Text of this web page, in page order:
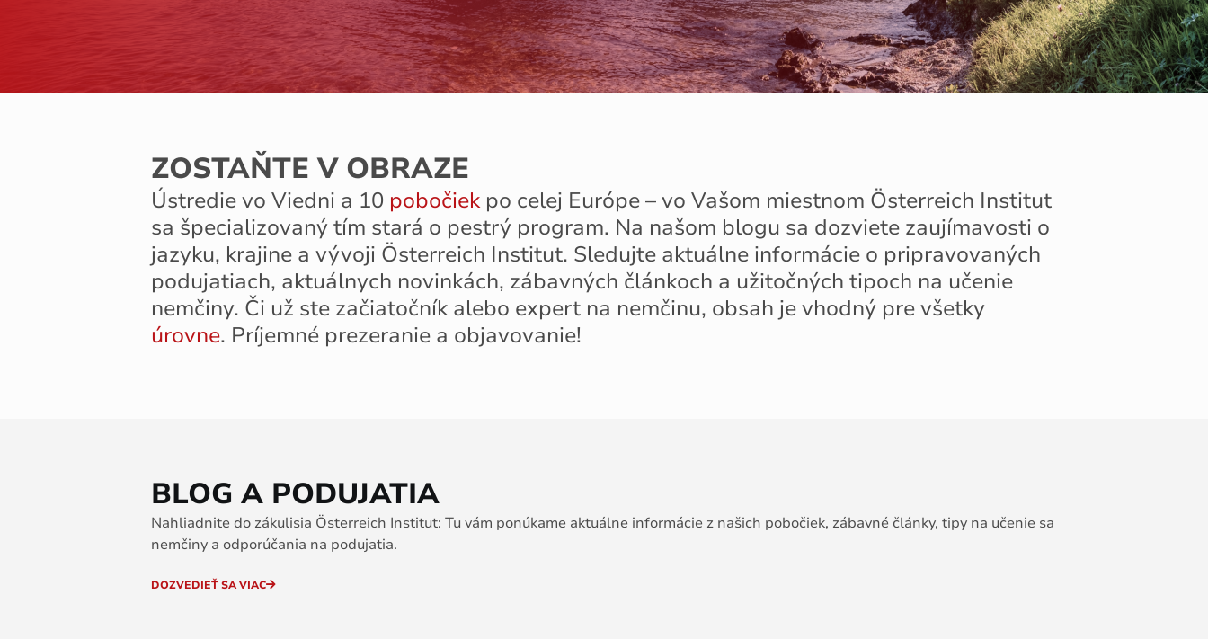
ZOSTAŇTE V OBRAZE
Ústredie vo Viedni a 10 pobočiek po celej Európe – vo Vašom miestnom Österreich Institut
sa špecializovaný tím stará o pestrý program. Na našom blogu sa dozviete zaujímavosti o
jazyku, krajine a vývoji Österreich Institut. Sledujte aktuálne informácie o pripravovaných
podujatiach, aktuálnych novinkách, zábavných článkoch a užitočných tipoch na učenie
nemčiny. Či už ste začiatočník alebo expert na nemčinu, obsah je vhodný pre všetky
úrovne. Príjemné prezeranie a objavovanie!
BLOG A PODUJATIA
Nahliadnite do zákulisia Österreich Institut: Tu vám ponúkame aktuálne informácie z našich pobočiek, zábavné články, tipy na učenie sa
nemčiny a odporúčania na podujatia.
DOZVEDIEŤ SA VIAC